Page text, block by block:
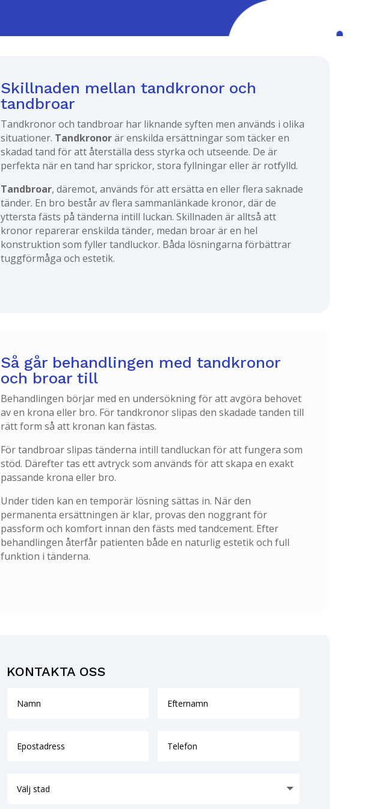
Skillnaden mellan tandkronor och
tandbroar
Tandkronor och tandbroar har liknande syften men används i olika
situationer. Tandkronorär enskilda ersättningar som täcker en
skadad tand för att återställa dess styrka och utseende. De är
perfekta när en tand har sprickor, stora fyllningar eller är rotfylld.
Tandbroar, däremot, används för att ersätta en eller flera saknade
tänder. En bro består av flera sammanlänkade kronor, där de
yttersta fästs på tänderna intill luckan. Skillnaden är alltså att
kronor reparerar enskilda tänder, medan broar är en hel
konstruktion som fyller tandluckor. Båda lösningarna förbättrar
tuggförmåga och estetik.
Så går behandlingen med tandkronor
och broar till
Behandlingen börjar med en undersökning för att avgöra behovet
av en krona eller bro. För tandkronor slipas den skadade tanden till
rätt form så att kronan kan fästas.
För tandbroar slipas tänderna intill tandluckan för att fungera som
stöd. Därefter tas ett avtryck som används för att skapa en exakt
passande krona eller bro.
Under tiden kan en temporär lösning sättas in. När den
permanenta ersättningen är klar, provas den noggrant för
passform och komfort innan den fästs med tandcement. Efter
behandlingen återfår patienten både en naturlig estetik och full
funktion i tänderna.
KONTAKTA OSS